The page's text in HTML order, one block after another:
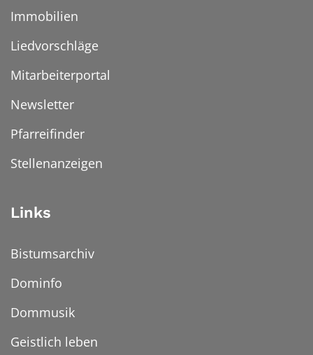
Immobilien
Liedvorschläge
Mitarbeiterportal
Newsletter
Pfarreifinder
Stellenanzeigen
Links
Bistumsarchiv
Dominfo
Dommusik
Geistlich leben